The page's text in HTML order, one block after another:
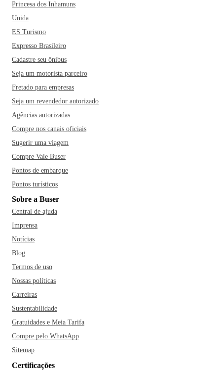
Princesa dos Inhamuns
Unida
ES Turismo
Expresso Brasileiro
Cadastre seu ônibus
Seja um motorista parceiro
Fretado para empresas
Seja um revendedor autorizado
Agências autorizadas
Compre nos canais oficiais
Sugerir uma viagem
Compre Vale Buser
Pontos de embarque
Pontos turísticos
Sobre a Buser
Central de ajuda
Imprensa
Notícias
Blog
Termos de uso
Nossas políticas
Carreiras
Sustentabilidade
Gratuidades e Meia Tarifa
Compre pelo WhatsApp
Sitemap
Certificações